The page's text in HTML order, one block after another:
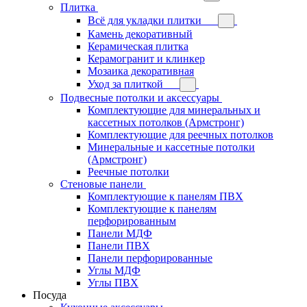
Плитка
Всё для укладки плитки
Камень декоративный
Керамическая плитка
Керамогранит и клинкер
Мозаика декоративная
Уход за плиткой
Подвесные потолки и аксессуары
Комплектующие для минеральных и
кассетных потолков (Армстронг)
Комплектующие для реечных потолков
Минеральные и кассетные потолки
(Армстронг)
Реечные потолки
Стеновые панели
Комплектующие к панелям ПВХ
Комплектующие к панелям
перфорированным
Панели МДФ
Панели ПВХ
Панели перфорированные
Углы МДФ
Углы ПВХ
Посуда